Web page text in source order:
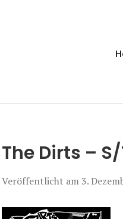
The Dirts –
Veröffentlicht am 3.